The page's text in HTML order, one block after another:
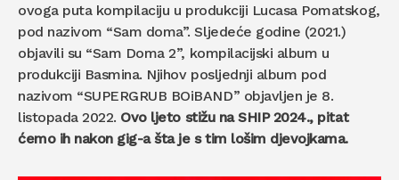
ovoga puta kompilaciju u produkciji Lucasa Pomatskog,
pod nazivom “Sam doma”. Sljedeće godine (2021.)
objavili su “Sam Doma 2”, kompilacijski album u
produkciji Basmina. Njihov posljednji album pod
nazivom “SUPERGRUB BOiBAND” objavljen je 8.
listopada 2022. Ovo ljeto stižu na SHIP 2024., pitat
ćemo ih nakon gig-a šta je s tim lošim djevojkama.